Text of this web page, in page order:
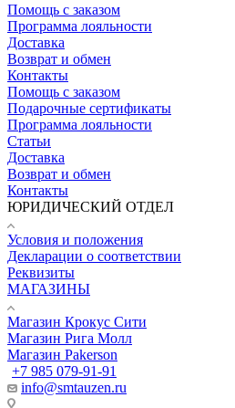
Помощь с заказом
Программа лояльности
Доставка
Возврат и обмен
Контакты
Помощь с заказом
Подарочные сертификаты
Программа лояльности
Статьи
Доставка
Возврат и обмен
Контакты
ЮРИДИЧЕСКИЙ ОТДЕЛ
Условия и положения
Декларации о соответствии
Реквизиты
МАГАЗИНЫ
Магазин Крокус Сити
Магазин Рига Молл
Магазин Pakerson
+7 985 079-91-91
info@smtauzen.ru